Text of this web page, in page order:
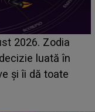
până
din Casa Iubirii
despre mama
pentru